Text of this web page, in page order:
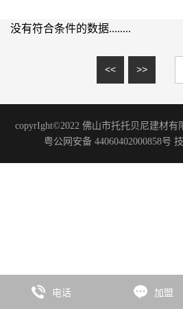
木纹砖系列
板岩系列
洞石系列
花岗岩系列
板岩系列
石尚系列
没有符合条件的数据........
<< >>
copyrIght©2022 佛山市托托贝尼建材有
粤公网安备 44060402000858号
电话 加盟